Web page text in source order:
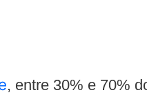
, entre 30% e 70%